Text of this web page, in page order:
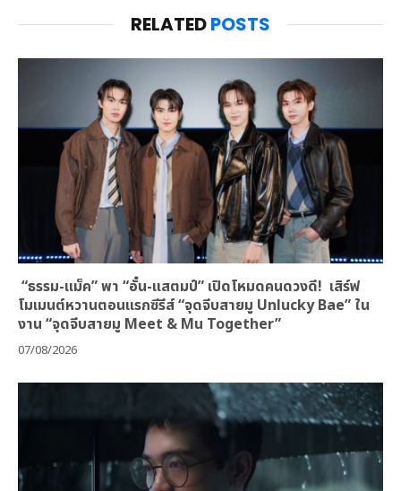
RELATEDPOSTS
“ธรรม-แม็ค” พา “อั๋น-แสตมป์” เปิดโหมดคนดวงดี! เสิร์ฟ
โมเมนต์หวานตอนแรกซีรีส์ “จุดจีบสายมู Unlucky Bae” ใน
งาน “จุดจีบสายมู Meet & Mu Together”
07/08/2026